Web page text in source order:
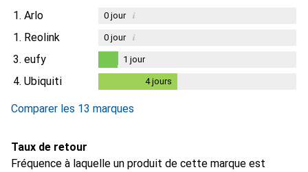
1. Arlo 0jour i
1. Reolink 0jour i
3. eufy
jour
1 jour
4. Ubiquiti 4jours
Comparer les 13 marques
Taux de retour
Fréquence à laquelle un produit de cette marque est